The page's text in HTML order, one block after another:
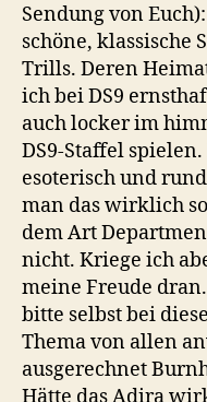
Sendung von
schöne, klassische
Trills. Deren
ich bei DS9
auch locker im
DS9-Staffel
esoterisch und
man das wirklich
dem Art
nicht. Kriege ich
meine Freude
bitte selbst bei
Thema von allen
ausgerechnet
Hätte das Adira